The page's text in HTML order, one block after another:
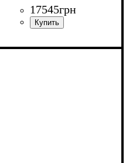
17545грн
Ширина: 160 см